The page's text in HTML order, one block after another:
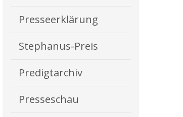
Presseerklärung
Stephanus-Preis
Predigtarchiv
Presseschau